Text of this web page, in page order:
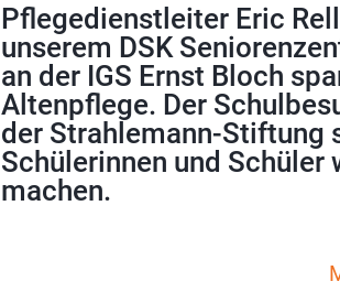
Pflegedienstleiter Eric
unserem DSK
an der IGS Ernst Bloch
Altenpflege. Der
der Strahlemann-Stiftung
Schülerinnen und
machen.